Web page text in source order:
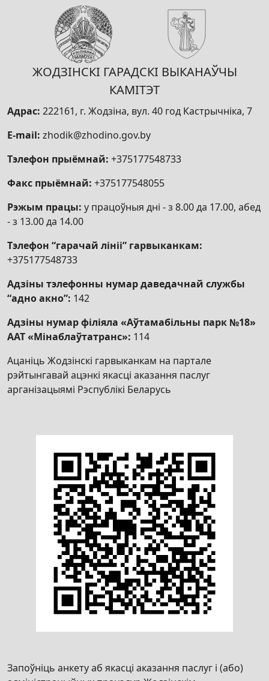
ЖОДЗІНСКІ ГАРАДСКІ ВЫКАНАЎЧЫ
КАМІТЭТ
Адрас: 222161, г. Жодзіна, вул. 40 год Кастрычніка, 7
E-mail: zhodik@zhodino.gov.by
Тэлефон прыёмнай: +375177548733
Факс прыёмнай: +375177548055
Рэжым працы: у працоўныя дні - з 8.00 да 17.00, абед
- з 13.00 да 14.00
Тэлефон “гарачай лініі” гарвыканкам:
+375177548733
Адзіны тэлефонны нумар даведачнай службы
“адно акно”: 142
Адзіны нумар філіяла «Аўтамабільны парк №18»
ААТ «Мінаблаўтатранс»: 114
Ацаніць Жодзінскі гарвыканкам на партале
рэйтынгавай ацэнкі якасці аказання паслуг
арганізацыямі Рэспублікі Беларусь
Запоўніць анкету аб якасці аказання паслуг і (або)